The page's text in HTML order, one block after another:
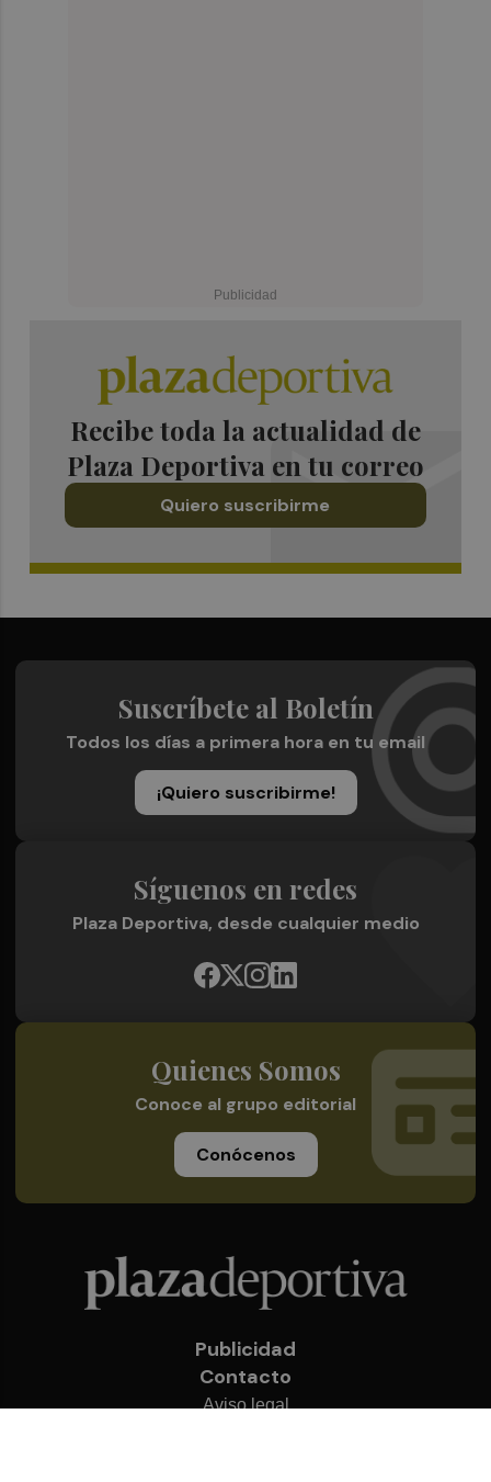
Recibe toda la actualidad de
Plaza Deportiva en tu correo
Quiero suscribirme
Suscríbete al Boletín
Todos los días a primera hora en tu email
¡Quiero suscribirme!
Síguenos en redes
Plaza Deportiva, desde cualquier medio
Quienes Somos
Conoce al grupo editorial
Conócenos
Publicidad
Contacto
Aviso legal